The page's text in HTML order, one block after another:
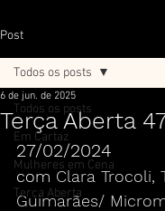
Post
Todos os posts
Em Cartaz
Mulheres em Cena
Terça Aberta
Todos os posts
Terça Aberta
6 de jun. de 2025
27/02/2024
com Clara Trocoli,
Guimarães/